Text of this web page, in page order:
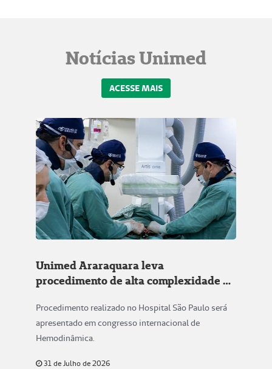
Notícias Unimed
ACESSE MAIS
Unimed Araraquara leva
procedimento de alta complexidade a
Procedimento realizado no Hospital São Paulo será
apresentado em congresso internacional de
Hemodinâmica.
31 de Julho de 2026